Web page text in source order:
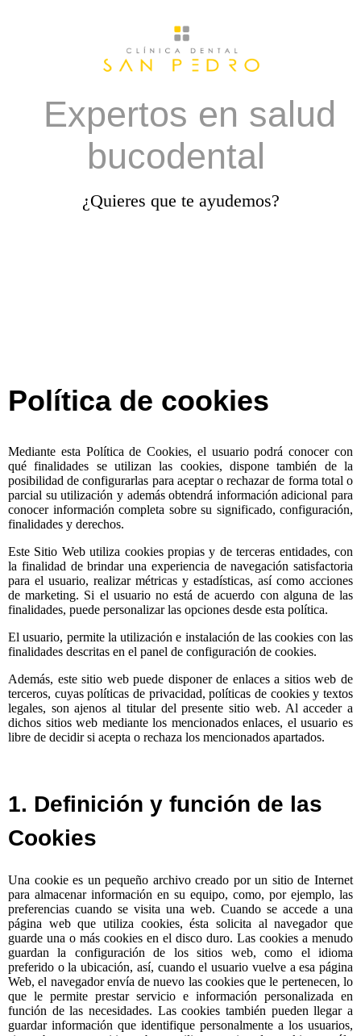
Expertos en salud
bucodental
¿Quieres que te ayudemos?
Política de cookies
Mediante esta Política de Cookies, el usuario podrá conocer con
qué finalidades se utilizan las cookies, dispone también de la
posibilidad de configurarlas para aceptar o rechazar de forma total o
parcial su utilización y además obtendrá información adicional para
conocer información completa sobre su significado, configuración,
finalidades y derechos.
Este Sitio Web utiliza cookies propias y de terceras entidades, con
la finalidad de brindar una experiencia de navegación satisfactoria
para el usuario, realizar métricas y estadísticas, así como acciones
de marketing. Si el usuario no está de acuerdo con alguna de las
finalidades, puede personalizar las opciones desde esta política.
El usuario, permite la utilización e instalación de las cookies con las
finalidades descritas en el panel de configuración de cookies.
Además, este sitio web puede disponer de enlaces a sitios web de
terceros, cuyas políticas de privacidad, políticas de cookies y textos
legales, son ajenos al titular del presente sitio web. Al acceder a
dichos sitios web mediante los mencionados enlaces, el usuario es
libre de decidir si acepta o rechaza los mencionados apartados.
1. Definición y función de las
Cookies
Una cookie es un pequeño archivo creado por un sitio de Internet
para almacenar información en su equipo, como, por ejemplo, las
preferencias cuando se visita una web. Cuando se accede a una
página web que utiliza cookies, ésta solicita al navegador que
guarde una o más cookies en el disco duro. Las cookies a menudo
guardan la configuración de los sitios web, como el idioma
preferido o la ubicación, así, cuando el usuario vuelve a esa página
Web, el navegador envía de nuevo las cookies que le pertenecen, lo
que le permite prestar servicio e información personalizada en
función de las necesidades. Las cookies también pueden llegar a
guardar información que identifique personalmente a los usuarios,